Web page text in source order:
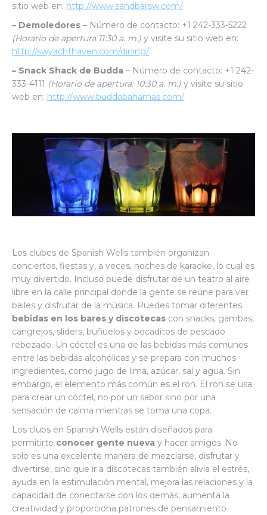
sitio web en: http://www.sandbarsw.com/
– Demoledores – Número de contacto: +1 242-333-5222
(Horario de apertura 11:30 a. m.) y visite su sitio web en:
http://swyachthaven.com/dining/
– Snack Shack de Budda – Número de contacto: +1 242-
333-4111 (Horario de apertura: 10:30 a. m.) y visite su sitio
web en: http://www.buddabahamas.com/
Los clubes de Spanish Wells también organizan
conciertos, fiestas y, a veces, noches de karaoke, lo cual es
muy divertido. Incluso puede disfrutar de un teatro al aire
libre en la calle principal donde la gente se reúne para ver
bailes y disfrutar de la música. Puedes tomar diferentes
bebidas en los bares y discotecas con snacks, gambas,
cangrejos, sliders, buñuelos y bocaditos de pescado
rebozado. Un cóctel es una de las bebidas más comunes
entre las bebidas alcohólicas y se prepara con muchos
ingredientes, como jugo de lima, azúcar, sal y agua. Sin
embargo, el elemento más común es el ron. El ron se usa
para crear un cóctel, no por un sabor sino por una
sensación de calma mientras se toma una copa.
Los clubs en Spanish Wells están diseñados para
permitirte conocer gente nueva y hacer amigos. No
solo es una excelente manera de mezclarse, disfrutar y
divertirse, sino que ir a discotecas también alivia el estrés,
ayuda en la estimulación mental, mejora las relaciones y la
capacidad de conectarse con los demás, aumenta la
creatividad y proporciona patrones de pensamiento